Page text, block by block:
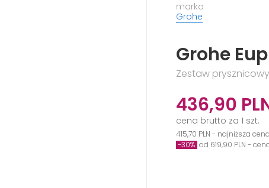
marka
Grohe
Grohe
Zestaw
436,90
cena brutto za 1 szt.
415,70 PLN - najniższa
-30% od 619,90 PLN -